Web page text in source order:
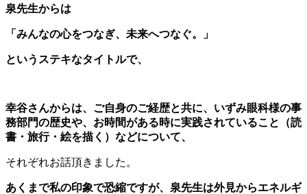
泉先生からは
「みんなの心をつなぎ、未来へつなぐ。」
というステキなタイトルで、
幸谷さんからは、ご自身のご経歴と共に、いずみ眼科様の事
務部門の歴史や、お時間がある時に実践されていること（読
書・旅行・絵を描く）などについて、
それぞれお話頂きました。
あくまで私の印象で恐縮ですが、泉先生は外見からエネルギ